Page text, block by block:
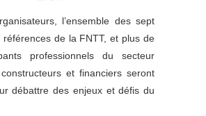
l’ensemble des sept
références de la FNTT, et plus de
professionnels du secteur
et financiers seront
débattre des enjeux et défis du